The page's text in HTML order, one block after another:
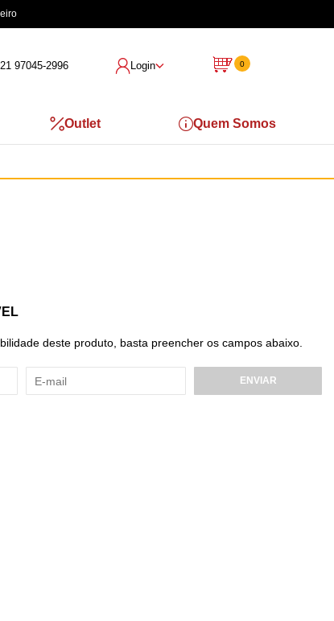
21 97045-2996 Login 0
Outlet Quem Somos
deste produto, basta preencher os campos abaixo.
ENVIAR